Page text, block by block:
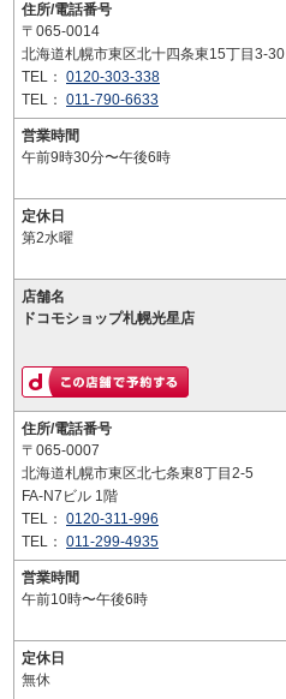
住所/電話番号
〒065-0014
北海道札幌市東区北十四条東15丁目3-30
TEL： 0120-303-338
TEL： 011-790-6633
営業時間
午前9時30分〜午後6時
定休日
第2水曜
店舗名
ドコモショップ札幌光星店
住所/電話番号
〒065-0007
北海道札幌市東区北七条東8丁目2-5
FA-N7ビル 1階
TEL： 0120-311-996
TEL： 011-299-4935
営業時間
午前10時〜午後6時
定休日
無休